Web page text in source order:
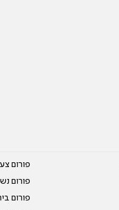
פורום
פורום
פורום